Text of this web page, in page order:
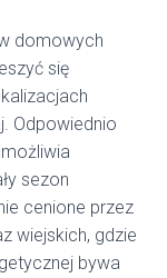
domowych
się
Odpowiednio
sezon
cenione przez
wiejskich, gdzie
bywa